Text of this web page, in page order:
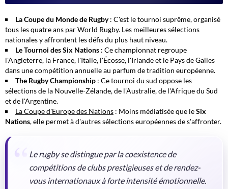
La Coupe du Monde de Rugby: C'est le tournoi suprême, organisé
tous les quatre ans par World Rugby. Les meilleures sélections
nationales y affrontent les défis du plus haut niveau.
Le Tournoi des Six Nations : Ce championnat regroupe
l'Angleterre, la France, l'Italie, l'Écosse, l'Irlande et le Pays de Galles
dans une compétition annuelle au parfum de tradition européenne.
The Rugby Championship : Ce tournoi du sud oppose les
sélections de la Nouvelle-Zélande, de l'Australie, de l'Afrique du Sud
et de l'Argentine.
La Coupe d'Europe des Nations : Moins médiatisée que leSix
Nations, elle permet à d'autres sélections européennes de s'affronter.
Le rugby se distingue par la coexistence de
compétitions de clubs prestigieuses et de rendez-
vous internationaux à forte intensité émotionnelle.